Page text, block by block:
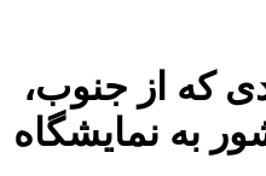
که از جنوب،
به نمایشگاه